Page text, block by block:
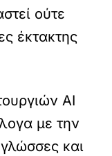
ούτε
έκτακτης
AI
με την
και